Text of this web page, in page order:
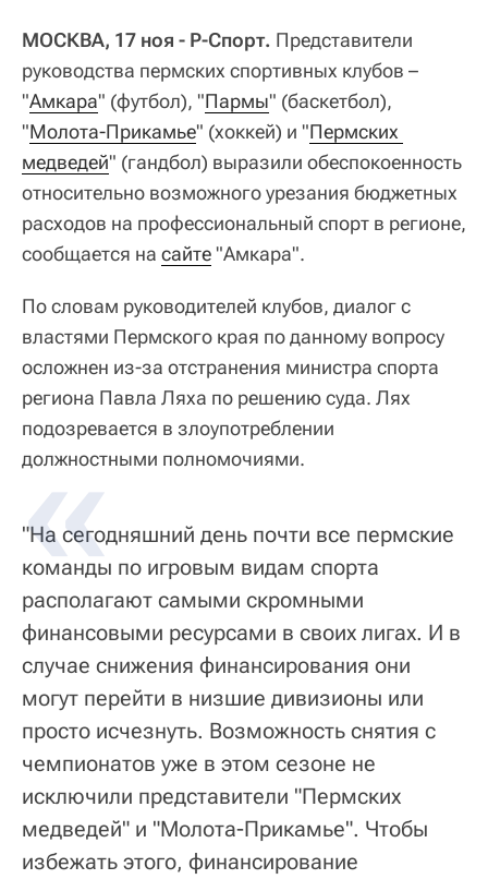
МОСКВА, 17 ноя - Р-Спорт. Представители
руководства пермских спортивных клубов –
"Амкара" (футбол), "Пармы" (баскетбол),
"Молота-Прикамье" (хоккей) и "Пермских
медведей" (гандбол) выразили обеспокоенность
относительно возможного урезания бюджетных
расходов на профессиональный спорт в регионе,
сообщается на сайте "Амкара".
По словам руководителей клубов, диалог с
властями Пермского края по данному вопросу
осложнен из-за отстранения министра спорта
региона Павла Ляха по решению суда. Лях
подозревается в злоупотреблении
должностными полномочиями.
"На сегодняшний день почти все пермские
команды по игровым видам спорта
располагают самыми скромными
финансовыми ресурсами в своих лигах. И в
случае снижения финансирования они
могут перейти в низшие дивизионы или
просто исчезнуть. Возможность снятия с
чемпионатов уже в этом сезоне не
исключили представители "Пермских
медведей" и "Молота-Прикамье". Чтобы
избежать этого, финансирование